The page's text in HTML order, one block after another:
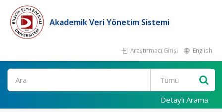
Akademik Veri Yönetim Sistemi
Araştırmacı Girişi English
Ara
Detaylı Arama